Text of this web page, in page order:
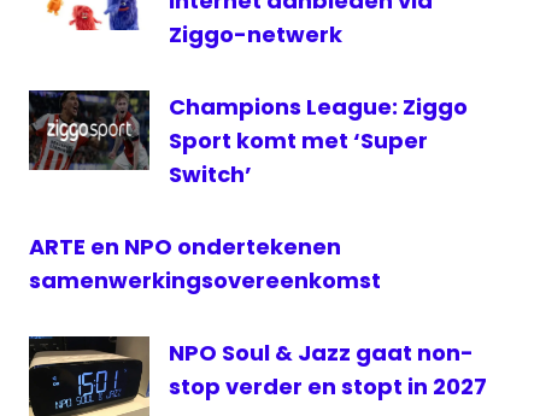
Omroep
Ziggo-netwerk
Champions League: Ziggo
Sport komt met ‘Super
Switch’
ARTE en NPO ondertekenen
samenwerkingsovereenkomst
NPO Soul & Jazz gaat non-
stop verder en stopt in 2027